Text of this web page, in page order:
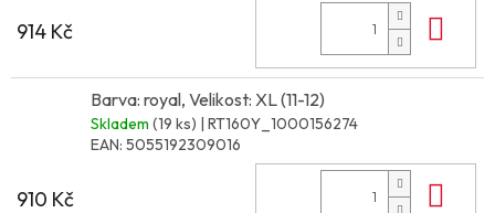
914 Kč
Barva: royal, Velikost: XL (11-12)
Skladem (19 ks) | RT160Y_1000156274
EAN: 5055192309016
910 Kč